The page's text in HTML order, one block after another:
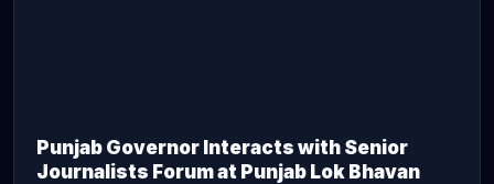
Punjab Governor Interacts with Senior
Journalists Forum at Punjab Lok Bhavan